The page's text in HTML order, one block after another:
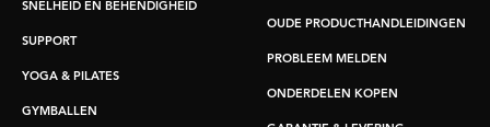
SNELHEID EN BEHENDIGHEID
SUPPORT
YOGA & PILATES
GYMBALLEN
OUDE PRODUCTHANDLEIDINGEN
PROBLEEM MELDEN
ONDERDELEN KOPEN